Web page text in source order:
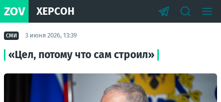
ZOV ХЕРСОН
СМИ 3 июня 2026, 13:39
«Цел, потому что сам строил»